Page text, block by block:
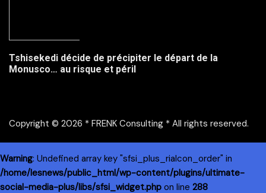
Tshisekedi décide de précipiter le départ de la
Monusco… au risque et péril
Copyright © 2026 * FRENK Consulting * All rights reserved.
Warning: Undefined array key "sfsi_plus_riaIcon_order" in
/home/lesnews/public_html/wp-content/plugins/ultimate-
social-media-plus/libs/sfsi_widget.php on line 288